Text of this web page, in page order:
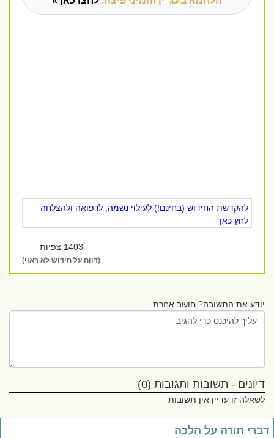
להקדשת החידוש (בחינם!) לעילוי נשמה, לרפואה ולהצלחה
לחץ כאן
1403 צפיות
(דווח על חידוש לא ראוי)
יודע את התשובה? חושב אחרת
דיונים - תשובות ותגובות (0)
לשאלה זו עדיין אין תשובות
תורה על הלכה